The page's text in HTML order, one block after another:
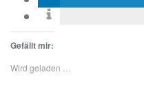
Gefällt mir:
Wird geladen …